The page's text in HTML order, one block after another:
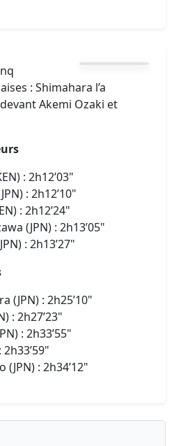
: Shimahara l’a
Akemi Ozaki et
: 2h12’03"
: 2h12’10"
: 2h12’24"
(JPN) : 2h13’05"
: 2h13’27"
(JPN) : 2h25’10"
: 2h27’23"
: 2h33’55"
: 2h34’12"